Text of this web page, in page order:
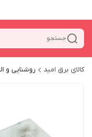
جستجو
کالای برق امید روشنایی و